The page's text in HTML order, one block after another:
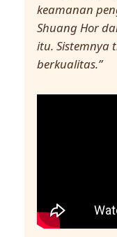
keamanan
Shuang Hor
itu. Sistemnya
berkualitas.”